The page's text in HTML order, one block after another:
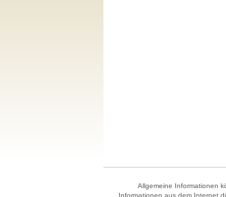
Allgemeine Informationen
Informationen aus dem Internet